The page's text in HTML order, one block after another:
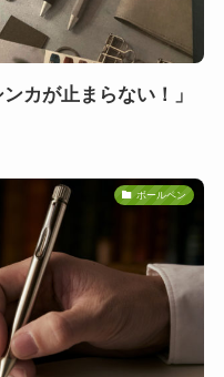
カが止まらない！」
ボールペン